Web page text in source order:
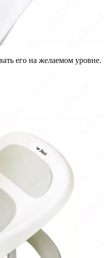
его на желаемом уровне.